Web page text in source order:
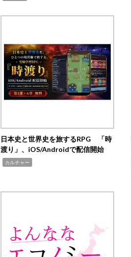
日本史と世界史を旅するRPG 「時
渡り」、iOS/Androidで配信開始
カルチャー